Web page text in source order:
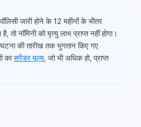
जारी होने के 12 महीनों के भीतर
तो नॉमिनी को मृत्यु लाभ प्राप्त नहीं होगा।
की तारीख तक भुगतान किए गए
कासरेंडर मूल्य, जो भी अधिक हो, प्राप्त